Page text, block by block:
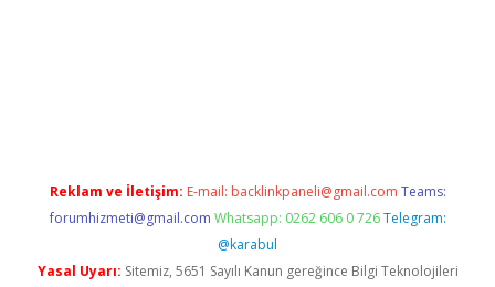
Reklam ve İletişim: E-mail: backlinkpaneli@gmail.com Teams:
forumhizmeti@gmail.com Whatsapp: 0262 606 0 726 Telegram:
@karabul
Yasal Uyarı: Sitemiz, 5651 Sayılı Kanun gereğince Bilgi Teknolojileri